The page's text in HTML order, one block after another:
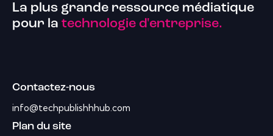
La plus grande ressource médiatique
pour la technologie d'entreprise.
Contactez-nous
info@techpublishhhub.com
Plan du site